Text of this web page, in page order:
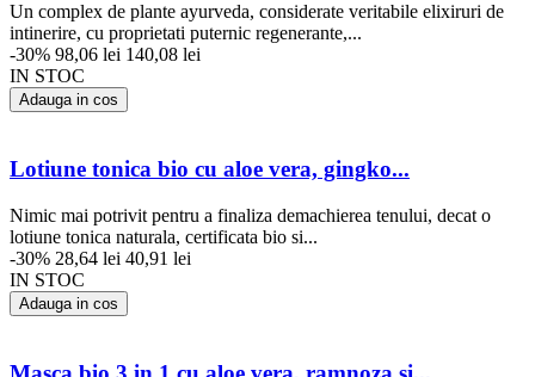
Un complex de plante ayurveda, considerate veritabile elixiruri de
intinerire, cu proprietati puternic regenerante,...
-30% 98,06 lei 140,08 lei
IN STOC
Adauga in cos
Lotiune tonica bio cu aloe vera, gingko...
Nimic mai potrivit pentru a finaliza demachierea tenului, decat o
lotiune tonica naturala, certificata bio si...
-30% 28,64 lei 40,91 lei
IN STOC
Adauga in cos